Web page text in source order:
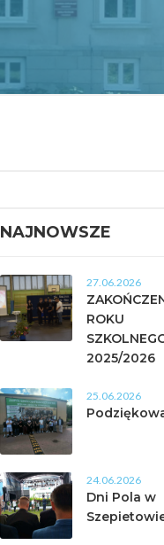
NAJNOWSZE
27.06.2026
ROKU
2025/2026
25.06.2026
24.06.2026
Dni Pola w